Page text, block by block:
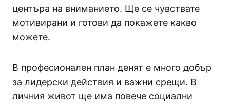
центъра на вниманието. Ще се чувствате
мотивирани и готови да покажете какво
можете.
В професионален план денят е много добър
за лидерски действия и важни срещи. В
личния живот ще има повече социални